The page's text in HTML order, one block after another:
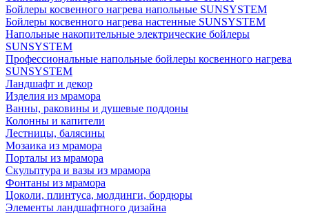
Бойлеры косвенного нагрева напольные SUNSYSTEM
Бойлеры косвенного нагрева настенные SUNSYSTEM
Напольные накопительные электрические бойлеры
SUNSYSTEM
Профессиональные напольные бойлеры косвенного нагрева
SUNSYSTEM
Ландшафт и декор
Изделия из мрамора
Ванны, раковины и душевые поддоны
Колонны и капители
Лестницы, балясины
Мозаика из мрамора
Порталы из мрамора
Скульптура и вазы из мрамора
Фонтаны из мрамора
Цоколи, плинтуса, молдинги, бордюры
Элементы ландшафтного дизайна